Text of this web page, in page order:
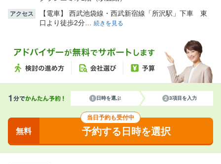
アクセス
【電車】 西武池袋線・西武新宿線「所沢駅」下車 東
口より徒歩2分… 続きを見る
日時を選ぶ 3項目を入力
当日予約も受付中
無料 予約する日時を選択